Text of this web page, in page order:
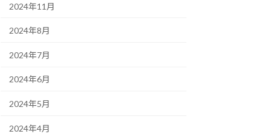
2024年11月
2024年8月
2024年7月
2024年6月
2024年5月
2024年4月